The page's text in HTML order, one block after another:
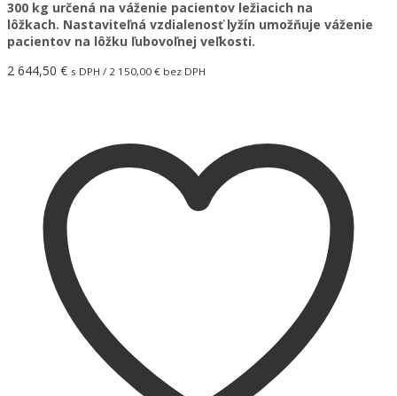
300 kg určená na váženie pacientov ležiacich na
lôžkach. Nastaviteľná vzdialenosť lyžín umožňuje váženie
pacientov na lôžku ľubovoľnej veľkosti.
2 644,50 € s DPH / 2 150,00 € bez DPH